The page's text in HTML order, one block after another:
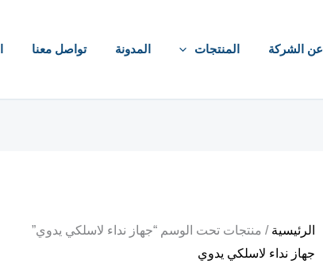
عن الشركة المنتجات المدونة تواصل معنا
الرئيسية / منتجات تحت الوسم “جهاز نداء لاسلكي يدوي”
جهاز نداء لاسلكي يدوي